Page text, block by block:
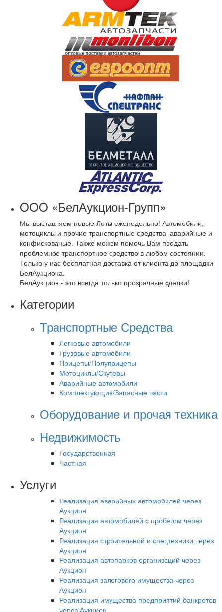
OOO «БелАукцион-Групп»
Мы выставляем новые Лоты еженедельно! Автомобили,
мотоциклы и прочие транспортные средства, аварийные и
конфискованые. Также можем помочь Вам продать
проблемное транспортное средство в любом состоянии.
Только у нас бесплатная доставка от клиента до площадки
БелАукциона.
БелАукцион - это всегда только прозрачные сделки!
Категории
Транспортные Средства
Легковые автомобили
Грузовые автомобили
Прицепы/Полуприцепы
Мотоциклы/Скутеры
Аварийные автомобили
Комплектующие/Запасные части
Оборудование и прочая техника
Недвижимость
Государственная
Частная
Услуги
Реализация аварийных автомобилей через
Аукцион
Реализация автомобилей с пробегом через
Аукцион
Реализация строительной и спецтехники через
Аукцион
Реализация автопарков организаций через
Аукцион
Реализация залогового имущества через
Аукцион
Реализация имущества предприятий банкротов
через Аукцион